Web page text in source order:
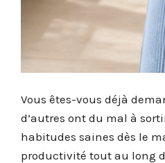
Vous êtes-vous déjà
d’autres ont du mal à
habitudes saines dès le
productivité tout au long